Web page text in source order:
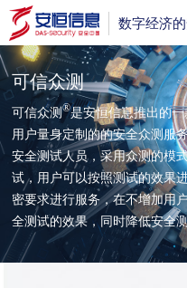
数字经济
可信众测
可信众测®是安恒信息推出的
用户量身定制的的安全众测服
安全测试人员，采用众测的模
试，用户可以按照测试的效果
密要求进行服务，在不增加用
全测试的效果，同时降低安全